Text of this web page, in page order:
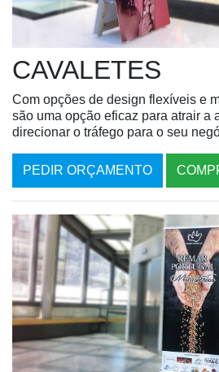
CAVALETES
Com opções de design flexíveis e
são uma opção eficaz para atrair a
direcionar o tráfego para o seu
PEDIR ORÇAMENTO